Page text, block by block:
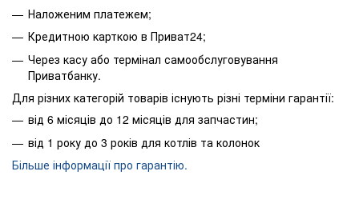
Наложеним платежем;
Кредитною карткою в Приват24;
Через касу або термінал самообслуговування
Приватбанку.
Для різних категорій товарів існують різні терміни гарантії:
від 6 місяців до 12 місяців для запчастин;
від 1 року до 3 років для котлів та колонок
Більше інформації про гарантію.